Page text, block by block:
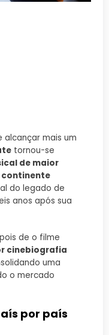
alcançar mais um
tornou-se
de maior
do legado de
anos após sua
de o filme
cinebiografia
uma
o mercado
por país